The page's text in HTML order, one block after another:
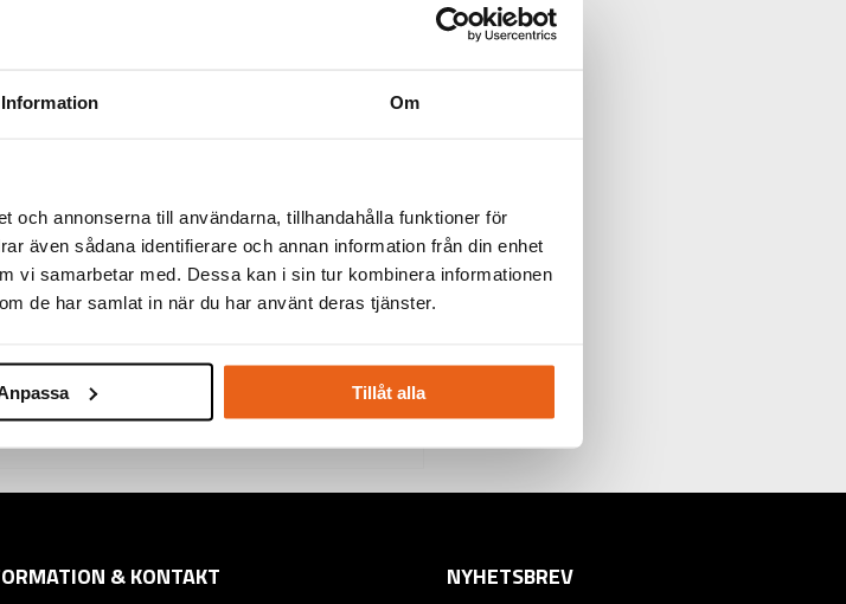
Information Om
och annonserna till användarna, tillhandahålla funktioner för
även sådana identifierare och annan information från din enhet
vi samarbetar med. Dessa kan i sin tur kombinera informationen
de har samlat in när du har använt deras tjänster.
Tillåt alla
Glömt lösenord?
& KONTAKT NYHETSBREV